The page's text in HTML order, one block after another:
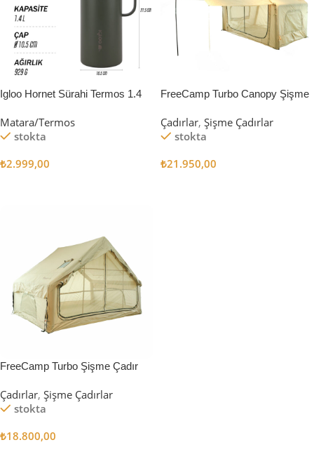
Igloo Hornet Sürahi Termos 1.4
Matara/Termos
stokta
₺2.999,00
FreeCamp Turbo Canopy Şişme
Çadırlar, Şişme Çadırlar
stokta
₺21.950,00
FreeCamp Turbo Şişme Çadır
Çadırlar, Şişme Çadırlar
stokta
₺18.800,00